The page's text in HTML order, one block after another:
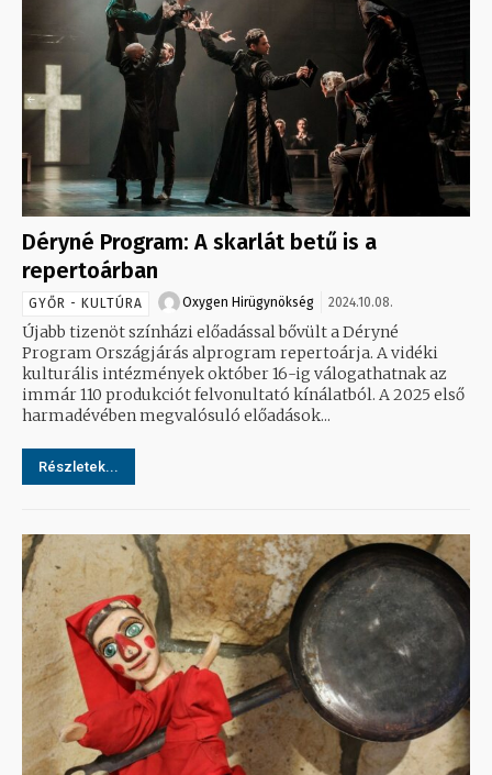
Déryné Program: A skarlát betű is a
repertoárban
GYŐR - KULTÚRA Oxygen Hirügynökség 2024.10.08.
Újabb tizenöt színházi előadással bővült a Déryné
Program Országjárás alprogram repertoárja. A vidéki
kulturális intézmények október 16-ig válogathatnak az
immár 110 produkciót felvonultató kínálatból. A 2025 első
harmadévében megvalósuló előadások...
Részletek...